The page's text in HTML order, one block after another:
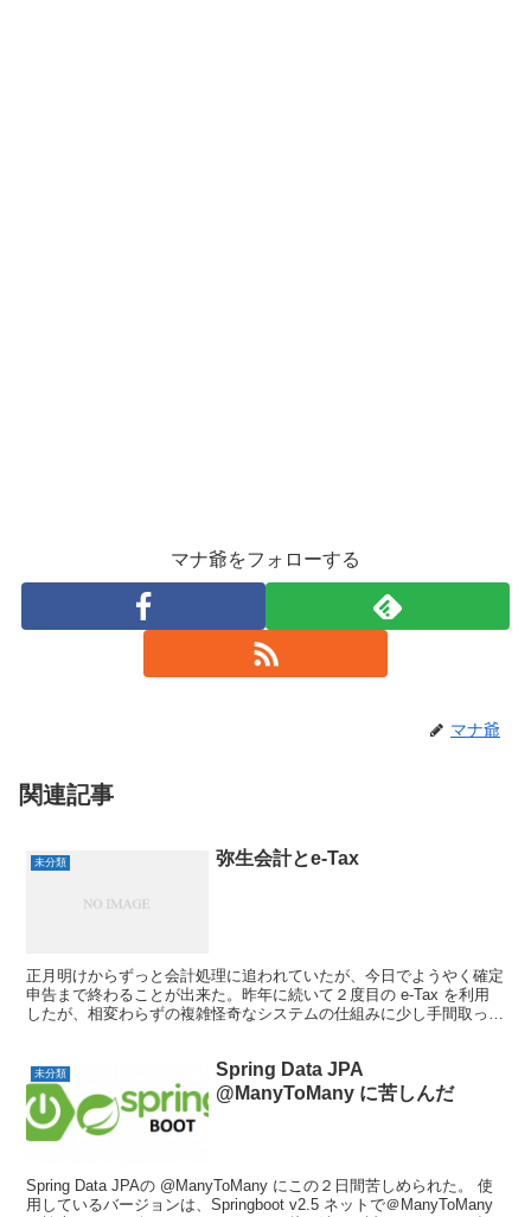
マナ爺をフォローする
マナ爺
関連記事
未分類 弥生会計とe-Tax
正月明けからずっと会計処理に追われていたが、今日でようやく確定
申告まで終わることが出来た。昨年に続いて２度目の e-Tax を利用
したが、相変わらずの複雑怪奇なシステムの仕組みに少し手間取って
未分類
Spring Data JPA
@ManyToMany に苦しんだ
Spring Data JPAの @ManyToMany にこの２日間苦しめられた。 使
用しているバージョンは、Springboot v2.5 ネットで＠ManyToMany